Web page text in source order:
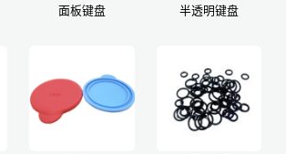
面板键盘 半透明键盘